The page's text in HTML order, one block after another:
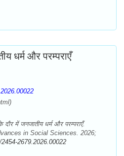
धर्म और परम्पराएँ
में जनजातीय धर्म और परम्पराएँ.
in Social Sciences. 2026;
2679.2026.00022